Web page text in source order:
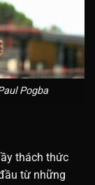
Pogba
thách thức
từ những